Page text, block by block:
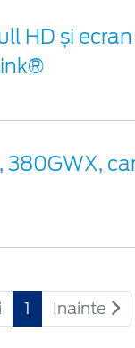
HD și
380GWX,
1 Inainte